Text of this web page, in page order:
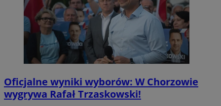
Oficjalne wyniki wyborów: W Chorzowie
wygrywa Rafał Trzaskowski!